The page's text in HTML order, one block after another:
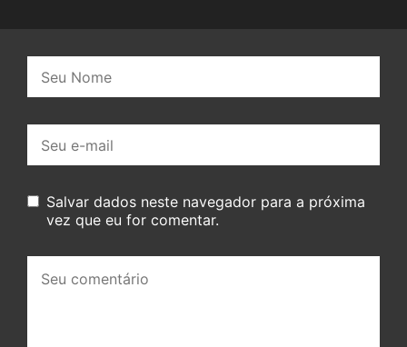
mail:
Salvar dados neste navegador para a próxima
vez que eu for comentar.
comentário: